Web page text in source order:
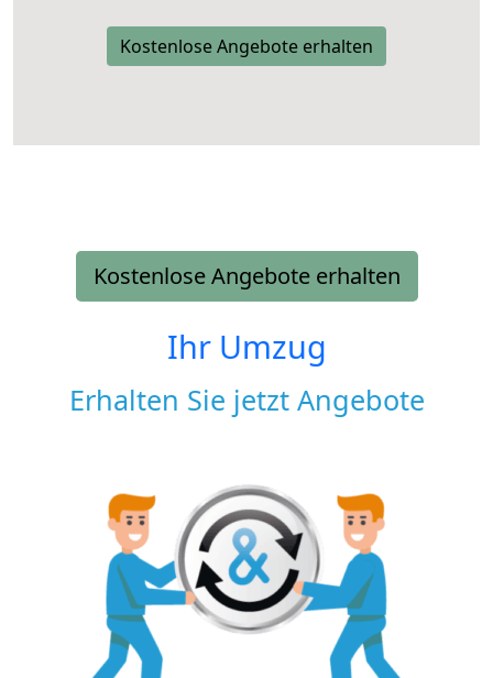
Kostenlose Angebote erhalten
Kostenlose Angebote erhalten
Ihr Umzug
Erhalten Sie jetzt Angebote